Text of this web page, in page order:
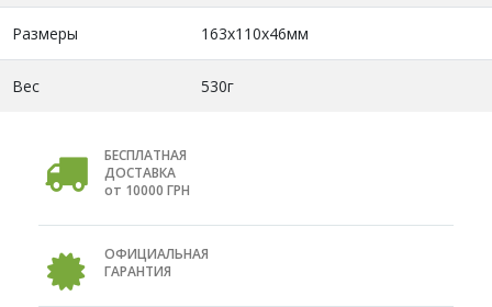
Размеры 163x110x46мм
Вес 530г
БЕСПЛАТНАЯ
ДОСТАВКА
от 10000 ГРН
ОФИЦИАЛЬНАЯ
ГАРАНТИЯ